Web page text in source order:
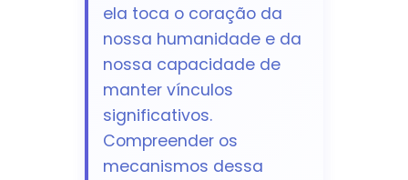
ela toca o coração da
nossa humanidade e da
nossa capacidade de
manter vínculos
significativos.
Compreender os
mecanismos dessa